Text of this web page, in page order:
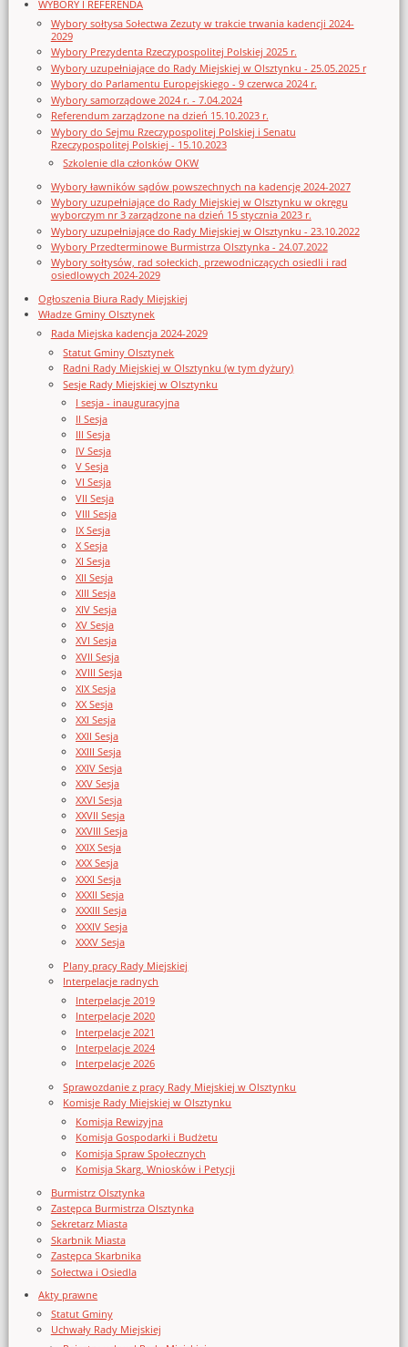
WYBORY I REFERENDA
Wybory sołtysa Sołectwa Zezuty w trakcie trwania kadencji 2024-
2029
Wybory Prezydenta Rzeczypospolitej Polskiej 2025 r.
Wybory uzupełniające do Rady Miejskiej w Olsztynku - 25.05.2025 r
Wybory do Parlamentu Europejskiego - 9 czerwca 2024 r.
Wybory samorządowe 2024 r. - 7.04.2024
Referendum zarządzone na dzień 15.10.2023 r.
Wybory do Sejmu Rzeczypospolitej Polskiej i Senatu
Rzeczypospolitej Polskiej - 15.10.2023
Szkolenie dla członków OKW
Wybory ławników sądów powszechnych na kadencję 2024-2027
Wybory uzupełniające do Rady Miejskiej w Olsztynku w okręgu
wyborczym nr 3 zarządzone na dzień 15 stycznia 2023 r.
Wybory uzupełniające do Rady Miejskiej w Olsztynku - 23.10.2022
Wybory Przedterminowe Burmistrza Olsztynka - 24.07.2022
Wybory sołtysów, rad sołeckich, przewodniczących osiedli i rad
osiedlowych 2024-2029
Ogłoszenia Biura Rady Miejskiej
Władze Gminy Olsztynek
Rada Miejska kadencja 2024-2029
Statut Gminy Olsztynek
Radni Rady Miejskiej w Olsztynku (w tym dyżury)
Sesje Rady Miejskiej w Olsztynku
I sesja - inauguracyjna
II Sesja
III Sesja
IV Sesja
V Sesja
VI Sesja
VII Sesja
VIII Sesja
IX Sesja
X Sesja
XI Sesja
XII Sesja
XIII Sesja
XIV Sesja
XV Sesja
XVI Sesja
XVII Sesja
XVIII Sesja
XIX Sesja
XX Sesja
XXI Sesja
XXII Sesja
XXIII Sesja
XXIV Sesja
XXV Sesja
XXVI Sesja
XXVII Sesja
XXVIII Sesja
XXIX Sesja
XXX Sesja
XXXI Sesja
XXXII Sesja
XXXIII Sesja
XXXIV Sesja
XXXV Sesja
Plany pracy Rady Miejskiej
Interpelacje radnych
Interpelacje 2019
Interpelacje 2020
Interpelacje 2021
Interpelacje 2024
Interpelacje 2026
Sprawozdanie z pracy Rady Miejskiej w Olsztynku
Komisje Rady Miejskiej w Olsztynku
Komisja Rewizyjna
Komisja Gospodarki i Budżetu
Komisja Spraw Społecznych
Komisja Skarg, Wniosków i Petycji
Burmistrz Olsztynka
Zastępca Burmistrza Olsztynka
Sekretarz Miasta
Skarbnik Miasta
Zastępca Skarbnika
Sołectwa i Osiedla
Akty prawne
Statut Gminy
Uchwały Rady Miejskiej